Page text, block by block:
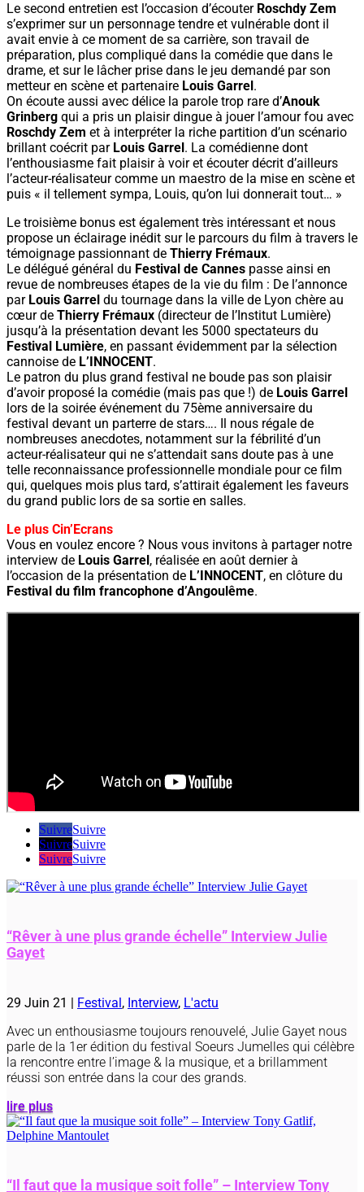
Le second entretien est l’occasion d’écouter Roschdy Zem
s’exprimer sur un personnage tendre et vulnérable dont il
avait envie à ce moment de sa carrière, son travail de
préparation, plus compliqué dans la comédie que dans le
drame, et sur le lâcher prise dans le jeu demandé par son
metteur en scène et partenaire Louis Garrel .
On écoute aussi avec délice la parole trop rare d’Anouk
Grinberg qui a pris un plaisir dingue à jouer l’amour fou avec
Roschdy Zem et à interpréter la riche partition d’un scénario
brillant coécrit par Louis Garrel . La comédienne dont
l’enthousiasme fait plaisir à voir et écouter décrit d’ailleurs
l’acteur-réalisateur comme un maestro de la mise en scène et
puis « il tellement sympa, Louis, qu’on lui donnerait tout… »
Le troisième bonus est également très intéressant et nous
propose un éclairage inédit sur le parcours du film à travers le
témoignage passionnant de Thierry Frémaux.
Le délégué général du Festival de Cannes passe ainsi en
revue de nombreuses étapes de la vie du film : De l’annonce
par Louis Garrel du tournage dans la ville de Lyon chère au
cœur de Thierry Frémaux (directeur de l’Institut Lumière)
jusqu’à la présentation devant les 5000 spectateurs du
Festival Lumière, en passant évidemment par la sélection
cannoise de L’INNOCENT.
Le patron du plus grand festival ne boude pas son plaisir
d’avoir proposé la comédie (mais pas que !) de Louis Garrel
lors de la soirée événement du 75ème anniversaire du
festival devant un parterre de stars…. Il nous régale de
nombreuses anecdotes, notamment sur la fébrilité d’un
acteur-réalisateur qui ne s’attendait sans doute pas à une
telle reconnaissance professionnelle mondiale pour ce film
qui, quelques mois plus tard, s’attirait également les faveurs
du grand public lors de sa sortie en salles.
Le plus Cin’Ecrans
Vous en voulez encore ? Nous vous invitons à partager notre
interview de Louis Garrel , réalisée en août dernier à
l’occasion de la présentation de L’INNOCENT, en clôture du
Festival du film francophone d’Angoulême.
SuivreSuivre
SuivreSuivre
SuivreSuivre
“Rêver à une plus grande échelle” Interview Julie
Gayet
29 Juin 21 Festival , Interview, L'actu
Avec un enthousiasme toujours renouvelé, Julie Gayet nous
parle de la 1er édition du festival Soeurs Jumelles qui célèbre
la rencontre entre l’image & la musique, et a brillamment
réussi son entrée dans la cour des grands.
lire plus
“Il faut que la musique soit folle” – Interview Tony